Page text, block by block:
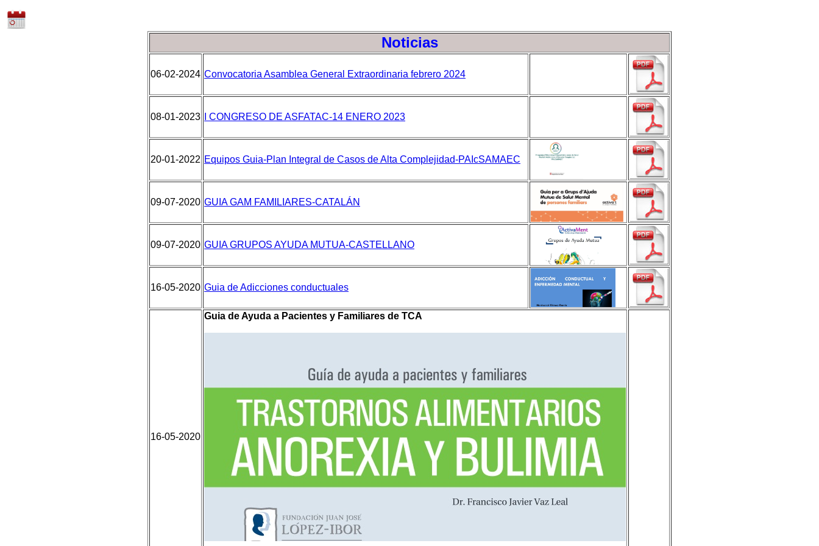
Noticias
06-02-2024 Convocatoria Asamblea General Extraordinaria febrero 2024
08-01-2023 I CONGRESO DE ASFATAC-14 ENERO 2023
20-01-2022 Equipos Guia-Plan Integral de Casos de Alta Complejidad-PAIcSAMAEC
09-07-2020 GUIA GAM FAMILIARES-CATALÁN
09-07-2020 GUIA GRUPOS AYUDA MUTUA-CASTELLANO
16-05-2020 Guia de Adicciones conductuales
16-05-2020
Guia de Ayuda a Pacientes y Familiares de TCA